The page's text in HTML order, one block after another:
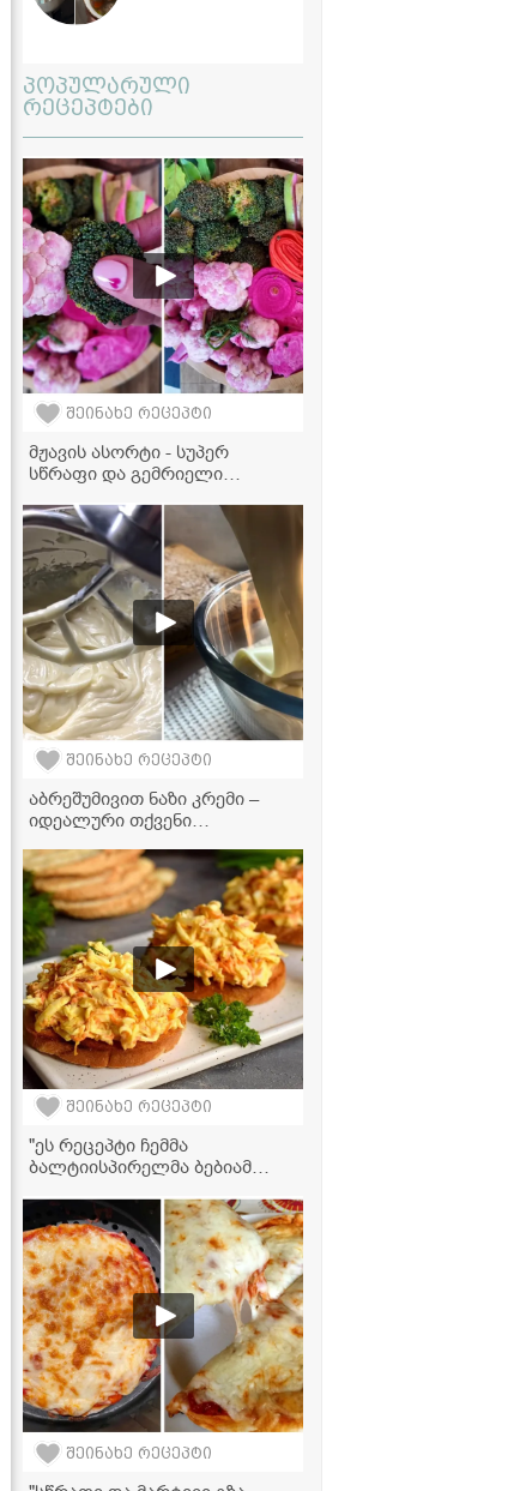
პოპულარული
რეცეპტები
შეინახე რეცეპტი
მჟავის ასორტი - სუპერ
სწრაფი და გემრიელი
შეინახე რეცეპტი
აბრეშუმივით ნაზი კრემი –
იდეალური თქვენი
ნამცხვრებისთვის!
შეინახე რეცეპტი
"ეს რეცეპტი ჩემმა
ბალტიისპირელმა ბებიამ
გადასარევია როგორც
საუზმედ, ისე
წასახემსებლადაც და თან შავ
პურსაც ძალიან უხდება" -
მკითხველის ვიდეორეცეპტი
შეინახე რეცეპტი